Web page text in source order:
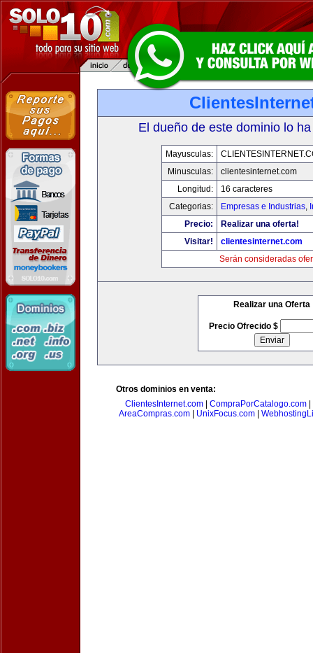
El dueño de este dominio lo
Mayusculas:
Minusculas:
clientesinternet.com
Longitud:
16 caracteres
Categorias:
Empresas e Industrias,
Precio:
Realizar una oferta!
Visitar!
clientesinternet.com
Serán consideradas
Realizar una Oferta
Precio Ofrecido $
Otros dominios en venta:
ClientesInternet.com
CompraPorCatalogo.com
AreaCompras.com
UnixFocus.com